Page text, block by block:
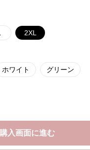
2XL
ホワイト グリーン
購入画面に進む